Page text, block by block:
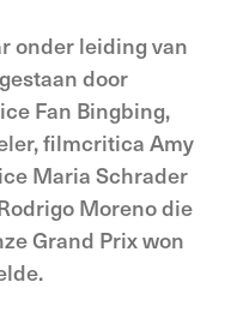
onder leiding van
door
Fan Bingbing,
filmcritica Amy
Maria Schrader
Moreno die
Grand Prix won